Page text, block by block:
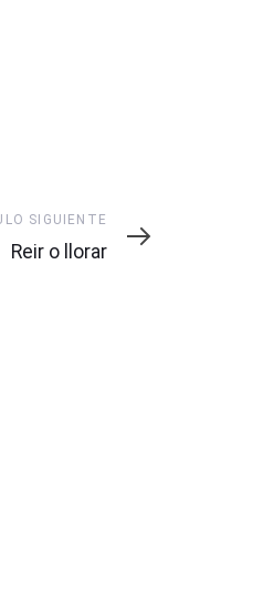
SIGUIENTE
Reir o llorar